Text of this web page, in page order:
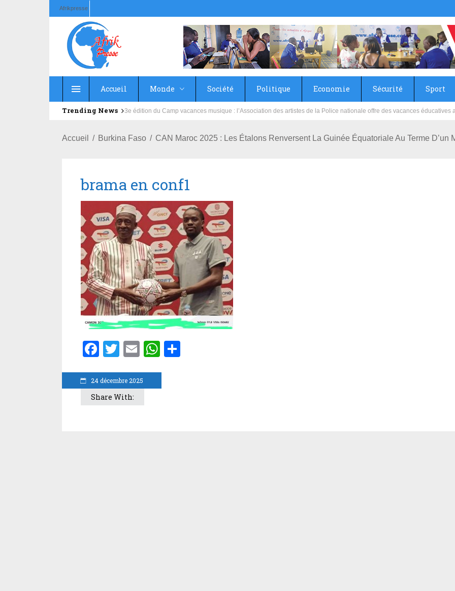
Afrikpresse
Accueil Monde Société Politique Economie Sécurité Sport
Trending News Education : la fédération de la Russie rénove les écoles primaire et collège du Camp Général Aboubacar Sangoulé
Accueil Burkina Faso CAN Maroc 2025 : Les Étalons Renversent La Guinée Équatoriale Au Terme D’un
24 décembre 2025
brama en conf1
Facebook
Twitter
EmailWhatsApp
Share With: